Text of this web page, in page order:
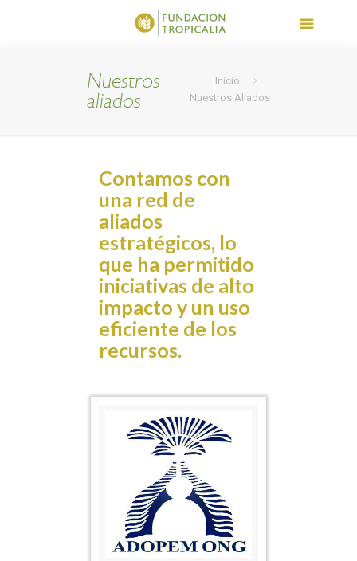
Nuestros
aliados
Inicio
Nuestros Aliados
Contamos con
una red de
aliados
estratégicos, lo
que ha permitido
iniciativas de alto
impacto y un uso
eficiente de los
recursos.